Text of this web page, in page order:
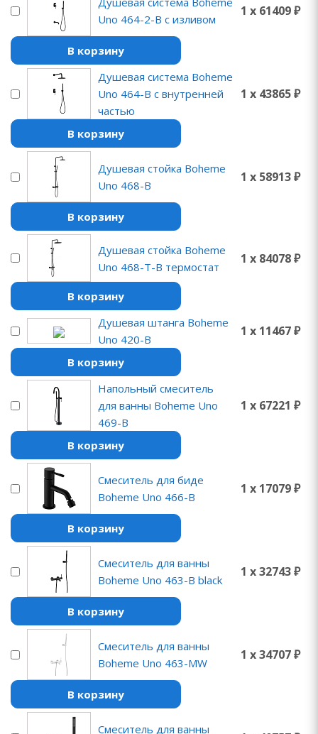
Uno 464-2-B с изливом
1 x 61409 ₽
В корзину
Душевая система Boheme
Uno 464-B с внутренней
частью
1 x 43865 ₽
В корзину
Душевая стойка Boheme
Uno 468-B
1 x 58913 ₽
В корзину
Душевая стойка Boheme
Uno 468-T-B термостат
1 x 84078 ₽
В корзину
Душевая штанга Boheme
Uno 420-B
1 x 11467 ₽
В корзину
Напольный смеситель
для ванны Boheme Uno
469-B
1 x 67221 ₽
В корзину
Смеситель для биде
Boheme Uno 466-B
1 x 17079 ₽
В корзину
Смеситель для ванны
Boheme Uno 463-B black
1 x 32743 ₽
В корзину
Смеситель для ванны
Boheme Uno 463-MW
1 x 34707 ₽
В корзину
Смеситель для ванны